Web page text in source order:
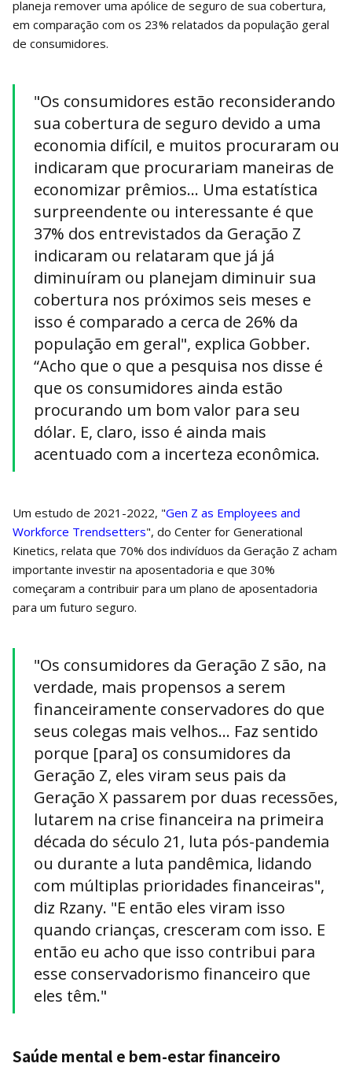
planeja remover uma apólice de seguro de sua cobertura,
em comparação com os 23% relatados da população geral
de consumidores.
"Os consumidores estão reconsiderando
sua cobertura de seguro devido a uma
economia difícil, e muitos procuraram ou
indicaram que procurariam maneiras de
economizar prêmios... Uma estatística
surpreendente ou interessante é que
37% dos entrevistados da Geração Z
indicaram ou relataram que já já
diminuíram ou planejam diminuir sua
cobertura nos próximos seis meses e
isso é comparado a cerca de 26% da
população em geral", explica Gobber.
“Acho que o que a pesquisa nos disse é
que os consumidores ainda estão
procurando um bom valor para seu
dólar. E, claro, isso é ainda mais
acentuado com a incerteza econômica.
Um estudo de 2021-2022, "Gen Z as Employees and
Workforce Trendsetters", do Center for Generational
Kinetics, relata que 70% dos indivíduos da Geração Z acham
importante investir na aposentadoria e que 30%
começaram a contribuir para um plano de aposentadoria
para um futuro seguro.
"Os consumidores da Geração Z são, na
verdade, mais propensos a serem
financeiramente conservadores do que
seus colegas mais velhos... Faz sentido
porque [para] os consumidores da
Geração Z, eles viram seus pais da
Geração X passarem por duas recessões,
lutarem na crise financeira na primeira
década do século 21, luta pós-pandemia
ou durante a luta pandêmica, lidando
com múltiplas prioridades financeiras",
diz Rzany. "E então eles viram isso
quando crianças, cresceram com isso. E
então eu acho que isso contribui para
esse conservadorismo financeiro que
eles têm."
Saúde mental e bem-estar financeiro